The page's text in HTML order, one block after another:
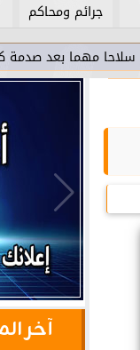
جرائم ومحاكم
بعد صدمة كأس العالم
آخر